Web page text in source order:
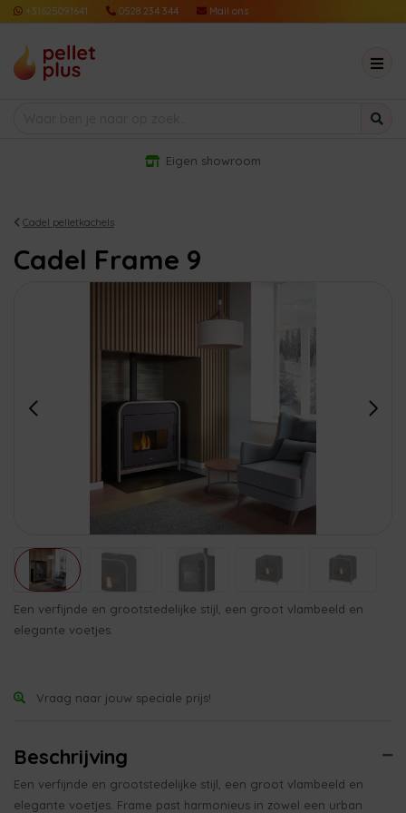
+31625091641 0528 234 344 Mail ons
Eigen showroom
Cadel pelletkachels
Cadel Frame 9
Een verfijnde en grootstedelijke stijl, een groot vlambeeld en
elegante voetjes.
Vraag naar jouw speciale prijs!
Beschrijving
Een verfijnde en grootstedelijke stijl, een groot vlambeeld en
elegante voetjes. Frame past harmonieus in zowel een urban